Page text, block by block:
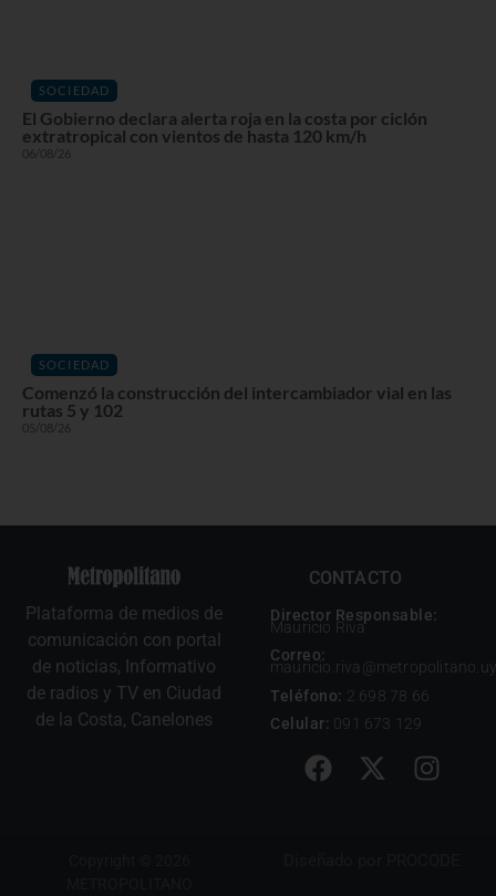
SOCIEDAD
El Gobierno declara alerta roja en la costa por ciclón
extratropical con vientos de hasta 120 km/h
06/08/26
SOCIEDAD
Comenzó la construcción del intercambiador vial en las
rutas 5 y 102
05/08/26
Plataforma de medios de
comunicación con portal
de noticias, Informativo
de radios y TV en Ciudad
de la Costa, Canelones
CONTACTO
Director Responsable:
Mauricio Riva
Correo:
mauricio.riva@metropolitano.uy
Teléfono: 2 698 78 66
Celular: 091 673 129